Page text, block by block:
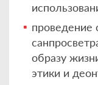
проведение
образу
этики и